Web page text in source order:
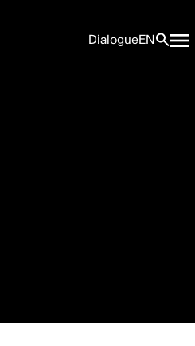
DialogueEN